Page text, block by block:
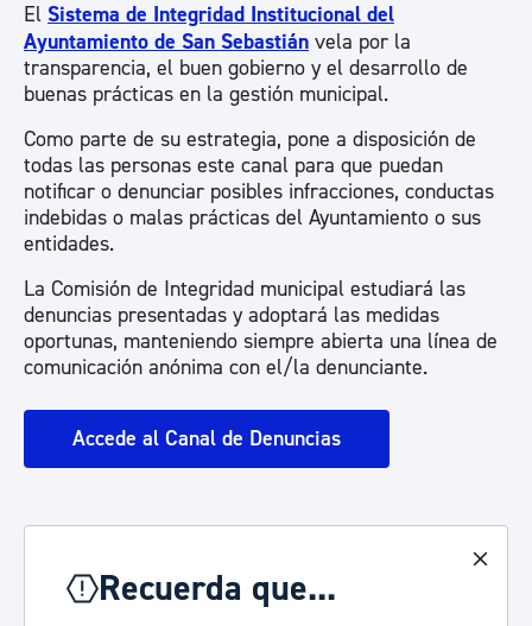
El Sistema de Integridad Institucional del
Ayuntamiento de San Sebastián vela por la
transparencia, el buen gobierno y el desarrollo de
buenas prácticas en la gestión municipal.
Como parte de su estrategia, pone a disposición de
todas las personas este canal para que puedan
notificar o denunciar posibles infracciones, conductas
indebidas o malas prácticas del Ayuntamiento o sus
entidades.
La Comisión de Integridad municipal estudiará las
denuncias presentadas y adoptará las medidas
oportunas, manteniendo siempre abierta una línea de
comunicación anónima con el/la denunciante.
Accede al Canal de Denuncias
Recuerda que...